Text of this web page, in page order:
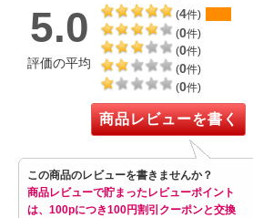
5.0
評価の平均
(4件)
(0件)
(0件)
(0件)
(0件)
商品レビューを書く
この商品のレビューを書きませんか？
商品レビューで貯まったレビューポイント
は、100pにつき100円割引クーポンと交換